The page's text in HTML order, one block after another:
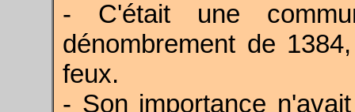
- C'était une
dénombrement de
feux.
- Son importance